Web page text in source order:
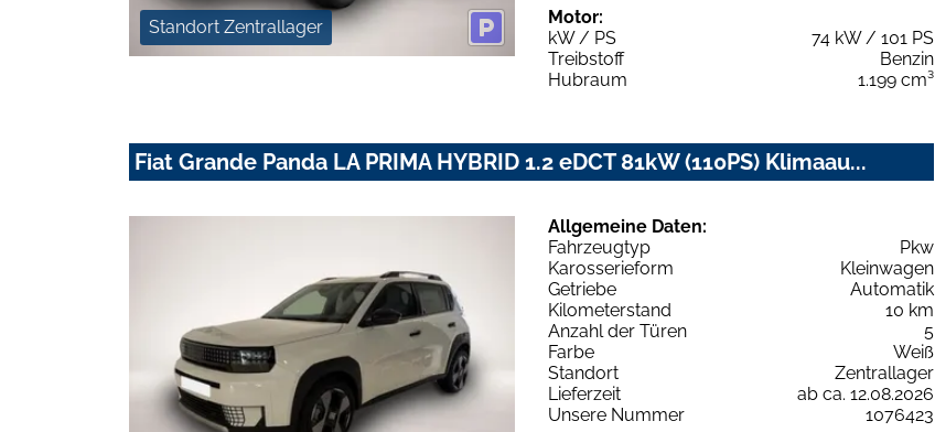
Standort Zentrallager
Motor:
kW / PS
74 kW / 101 PS
Treibstoff
Benzin
Hubraum
1.199 cm³
Fiat Grande Panda LA PRIMA HYBRID 1.2 eDCT 81kW (110PS) Klimaau...
Allgemeine Daten:
Fahrzeugtyp
Pkw
Karosserieform
Kleinwagen
Getriebe
Automatik
Kilometerstand
10 km
Anzahl der Türen
5
Farbe
Weiß
Standort
Zentrallager
Lieferzeit
ab ca. 12.08.2026
Unsere Nummer
1076423